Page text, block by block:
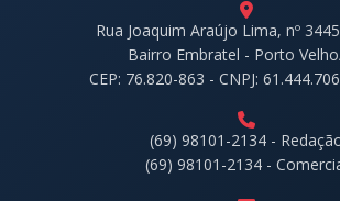
Rua Joaquim Araújo Lima, nº
Bairro Embratel - Porto
CEP: 76.820-863 - CNPJ:
(69) 98101-2134 -
(69) 98101-2134 -